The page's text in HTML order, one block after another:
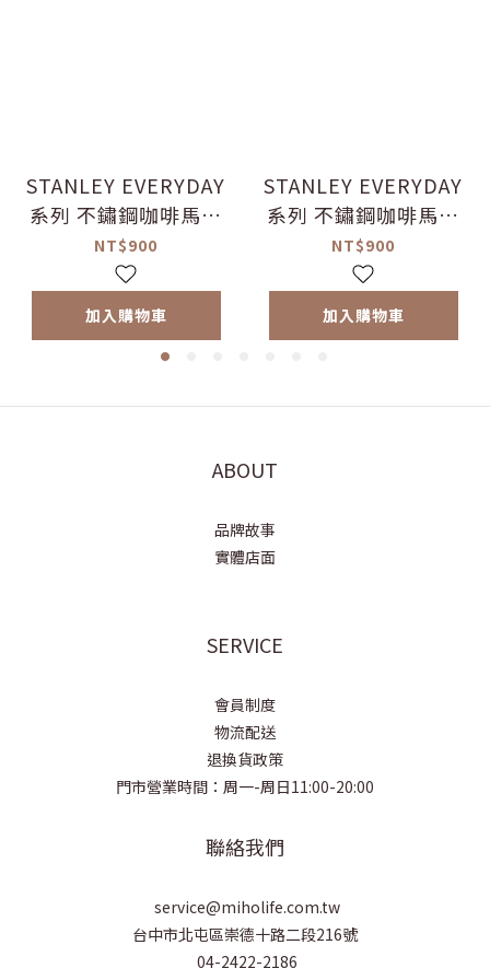
STANLEY EVERYDAY
系列 不鏽鋼咖啡馬克
杯 0.35L / 夢境藍
NT$900
加入購物車
STANLEY EVERYDAY
系列 不鏽鋼咖啡馬克
杯 0.35L / 湖畔綠
NT$900
加入購物車
ABOUT
品牌故事
實體店面
SERVICE
會員制度
物流配送
退換貨政策
門市營業時間：周一-周日11:00-20:00
聯絡我們
service@miholife.com.tw
台中市北屯區崇德十路二段216號
04-2422-2186